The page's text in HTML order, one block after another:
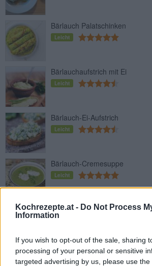
Kochrezepte.at - Do Not Process
Information
If you wish to opt-out of the sale, sharing
processing of your personal or sensitive
targeted advertising by us, please use
Bärlauch Palatschinken
Leicht
Bärlauchaufstrich mit Ei
Leicht
Bärlauch-Ei-Aufstrich
Leicht
Bärlauch-Cremesuppe
Leicht
Bärlauch-Käsestangen
Bärlauch-Sauerrahm-Quiche